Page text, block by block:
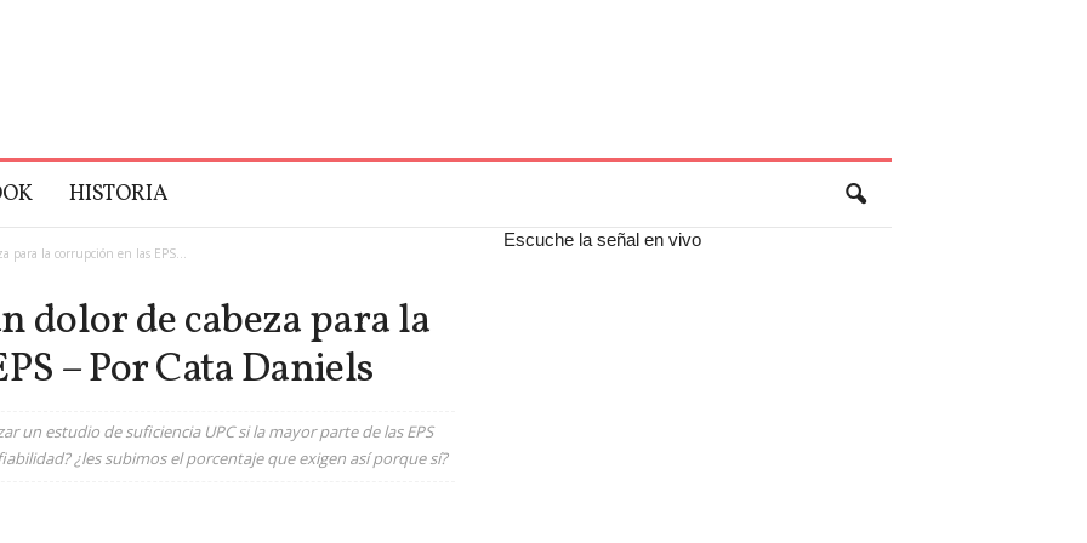
HISTORIA
para la corrupción en las EPS...
dolor de cabeza para la
– Por Cata Daniels
un estudio de suficiencia UPC si la mayor parte de las EPS
¿les subimos el porcentaje que exigen así porque sí?
Escuche la señal en vivo